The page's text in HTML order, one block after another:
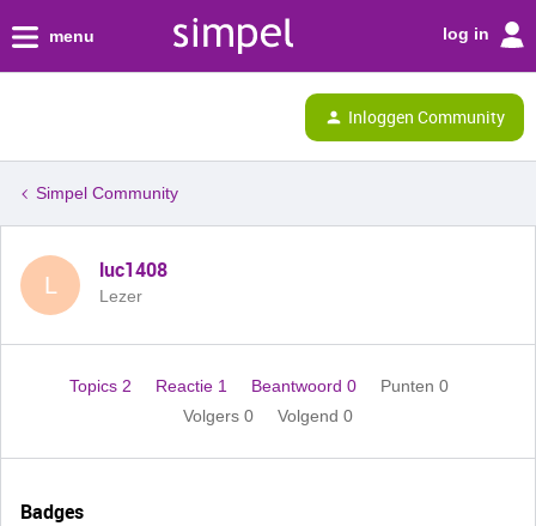
menu log in
Inloggen Community
Simpel Community
L
luc1408
Lezer
Topics 2 Reactie 1 Beantwoord 0
Punten 0
Volgers 0 Volgend 0
Badges